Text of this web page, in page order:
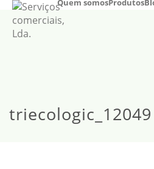
Quem somosProdutos
triecologic_12049